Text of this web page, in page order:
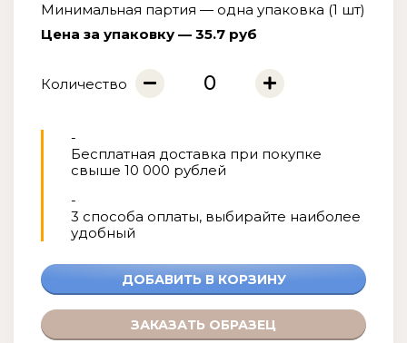
Минимальная партия — одна упаковка (1 шт)
Цена за упаковку — 35.7 руб
Количество
-
Бесплатная доставка при покупке
свыше 10 000 рублей
-
3 способа оплаты, выбирайте наиболее
удобный